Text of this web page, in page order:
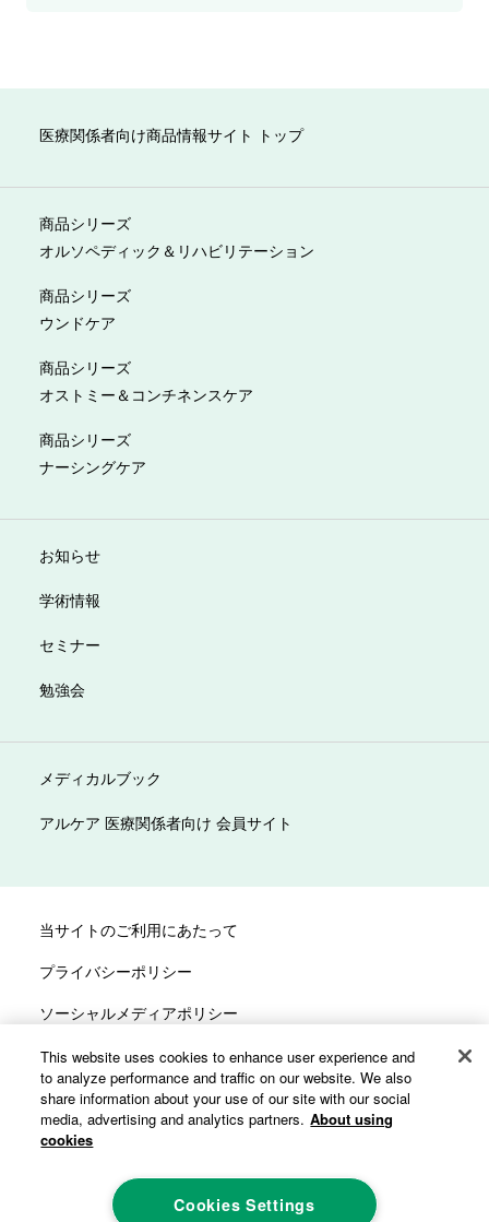
医療関係者向け商品情報サイト トップ
商品シリーズ
オルソペディック＆リハビリテーション
商品シリーズ
ウンドケア
商品シリーズ
オストミー＆コンチネンスケア
商品シリーズ
ナーシングケア
お知らせ
学術情報
セミナー
勉強会
メディカルブック
アルケア 医療関係者向け 会員サイト
当サイトのご利用にあたって
プライバシーポリシー
ソーシャルメディアポリシー
サイトマップ
カスタマーハラスメントへの対応方針
This website uses cookies to enhance user experience and
to analyze performance and traffic on our website. We also
share information about your use of our site with our social
media, advertising and analytics partners. About using
cookies
Cookies Settings